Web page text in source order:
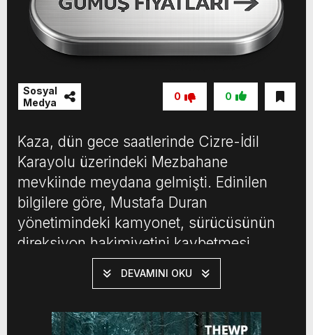
Sosyal
Medya
0
0
Kaza, dün gece saatlerinde Cizre-İdil
Karayolu üzerindeki Mezbahane
mevkiinde meydana gelmişti. Edinilen
bilgilere göre, Mustafa Duran
yönetimindeki kamyonet, sürücüsünün
direksiyon hakimiyetini kaybetmesi
sonucu kontrolden çıkarak şarampole
devrildi. Çevredeki vatandaşların ihbarı
ekipleri tarafından araçtan ağır yaralı
DEVAMINI OKU